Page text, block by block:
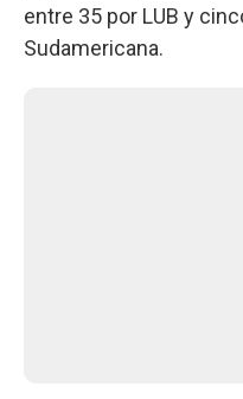
entre 35 por LUB y
Sudamericana.